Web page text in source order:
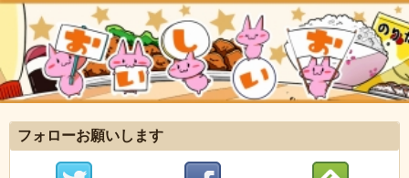
フォローお願いします